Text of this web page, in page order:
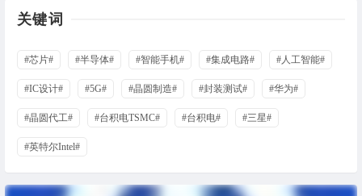
关键词
#芯片# #半导体# #智能手机# #集成电路# #人工智能#
#IC设计# #5G# #晶圆制造# #封装测试# #华为#
#晶圆代工# #台积电TSMC# #台积电# #三星#
#英特尔Intel#